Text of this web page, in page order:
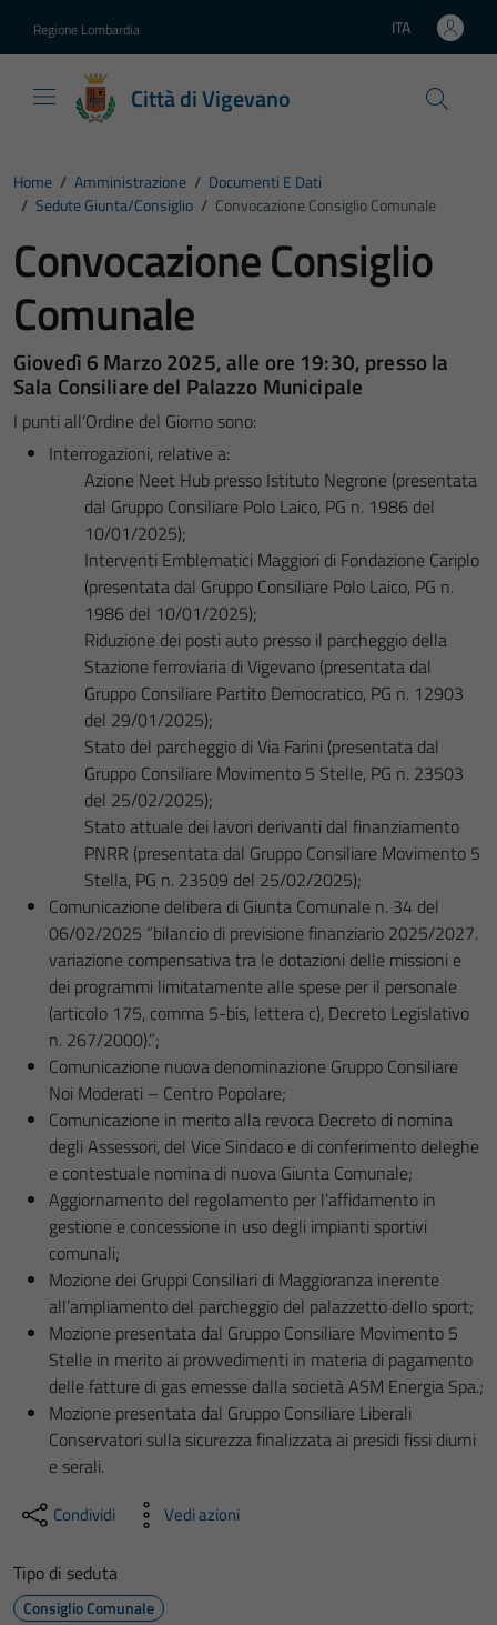
Regione Lombardia Lingua attiva:
ITA
Città di Vigevano
Home / Amministrazione / Documenti E Dati
/ Sedute Giunta/consiglio / Convocazione Consiglio Comunale
Convocazione Consiglio
Comunale
Giovedì 6 Marzo 2025, alle ore 19:30, presso la
Sala Consiliare del Palazzo Municipale
I punti all’Ordine del Giorno sono:
Interrogazioni, relative a:
Azione Neet Hub presso Istituto Negrone (presentata
dal Gruppo Consiliare Polo Laico, PG n. 1986 del
10/01/2025);
Interventi Emblematici Maggiori di Fondazione Cariplo
(presentata dal Gruppo Consiliare Polo Laico, PG n.
1986 del 10/01/2025);
Riduzione dei posti auto presso il parcheggio della
Stazione ferroviaria di Vigevano (presentata dal
Gruppo Consiliare Partito Democratico, PG n. 12903
del 29/01/2025);
Stato del parcheggio di Via Farini (presentata dal
Gruppo Consiliare Movimento 5 Stelle, PG n. 23503
del 25/02/2025);
Stato attuale dei lavori derivanti dal finanziamento
PNRR (presentata dal Gruppo Consiliare Movimento 5
Stella, PG n. 23509 del 25/02/2025);
Comunicazione delibera di Giunta Comunale n. 34 del
06/02/2025 “bilancio di previsione finanziario 2025/2027.
variazione compensativa tra le dotazioni delle missioni e
dei programmi limitatamente alle spese per il personale
(articolo 175, comma 5-bis, lettera c), Decreto Legislativo
n. 267/2000).”;
Comunicazione nuova denominazione Gruppo Consiliare
Noi Moderati – Centro Popolare;
Comunicazione in merito alla revoca Decreto di nomina
degli Assessori, del Vice Sindaco e di conferimento deleghe
e contestuale nomina di nuova Giunta Comunale;
Aggiornamento del regolamento per l’affidamento in
gestione e concessione in uso degli impianti sportivi
comunali;
Mozione dei Gruppi Consiliari di Maggioranza inerente
all’ampliamento del parcheggio del palazzetto dello sport;
Mozione presentata dal Gruppo Consiliare Movimento 5
Stelle in merito ai provvedimenti in materia di pagamento
delle fatture di gas emesse dalla società ASM Energia Spa.;
Mozione presentata dal Gruppo Consiliare Liberali
Conservatori sulla sicurezza finalizzata ai presidi fissi diurni
e serali.
Condividi Vedi azioni
Tipo di seduta
Consiglio Comunale